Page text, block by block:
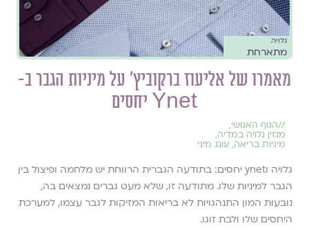
גלויה
מתארחת
מאמרו של אליעוז ברקוביץ' על מיניות הגבר ב-
Ynet יחסים
//הגוף האנושי,
מגזין גלויה במדיה,
מיניות בריאה, עונג מיני
גלויה וynet יחסים: בתודעה הגברית הרווחת יש מלחמה ופיצול בין
הגבר למיניות שלו. מתודעה זו, שלא מעט גברים נמצאים בה,
נובעות המון התנהגויות לא בריאות המזיקות לגבר עצמו, למערכת
היחסים שלו ולבת זוגו.